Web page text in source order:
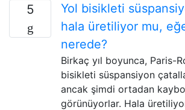
5
Yol bisikleti
hala üretiliyor mu,
nerede?
Birkaç yıl boyunca, Paris-
bisikleti süspansiyon
ancak şimdi ortadan
görünüyorlar. Hala